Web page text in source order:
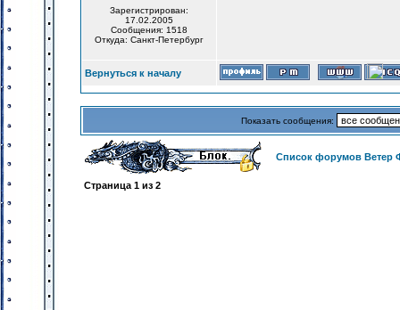
Зарегистрирован:
17.02.2005
Сообщения: 1518
Откуда: Санкт-Петербург
Вернуться к началу
Показать сообщения:
Список форумов Ветер
Страница 1 из 2